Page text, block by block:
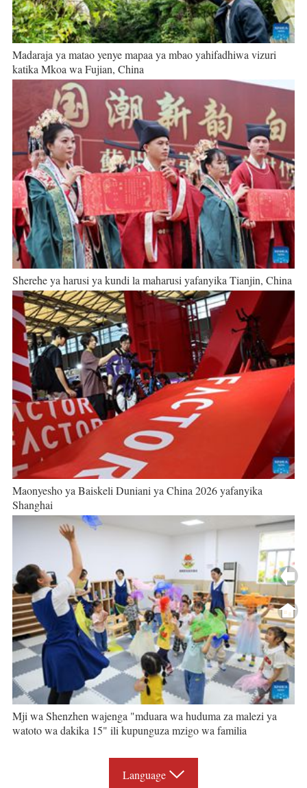
Madaraja ya matao yenye mapaa ya mbao yahifadhiwa vizuri
katika Mkoa wa Fujian, China
Sherehe ya harusi ya kundi la maharusi yafanyika Tianjin, China
Maonyesho ya Baiskeli Duniani ya China 2026 yafanyika
Shanghai
Mji wa Shenzhen wajenga "mduara wa huduma za malezi ya
watoto wa dakika 15" ili kupunguza mzigo wa familia
Language